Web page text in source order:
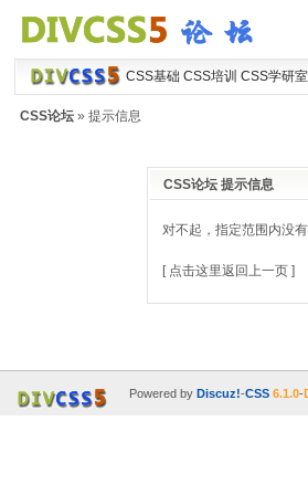
CSS基础 CSS培训 CSS学研室
CSS论坛 » 提示信息
CSS论坛 提示信息
对不起，指定范围内没
[ 点击这里返回上一页 ]
Powered byDiscuz!-CSS 6.1.0-